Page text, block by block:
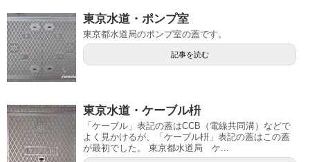
東京水道・ポンプ室
東京都水道局のポンプ室の蓋です。
記事を読む
東京水道・ケーブル枡
「ケーブル」表記の蓋はCCB（電線共同溝）などで
よく見かけるが、「ケーブル枡」表記の蓋はこの蓋
が最初でした。 東京都水道局 ケ...